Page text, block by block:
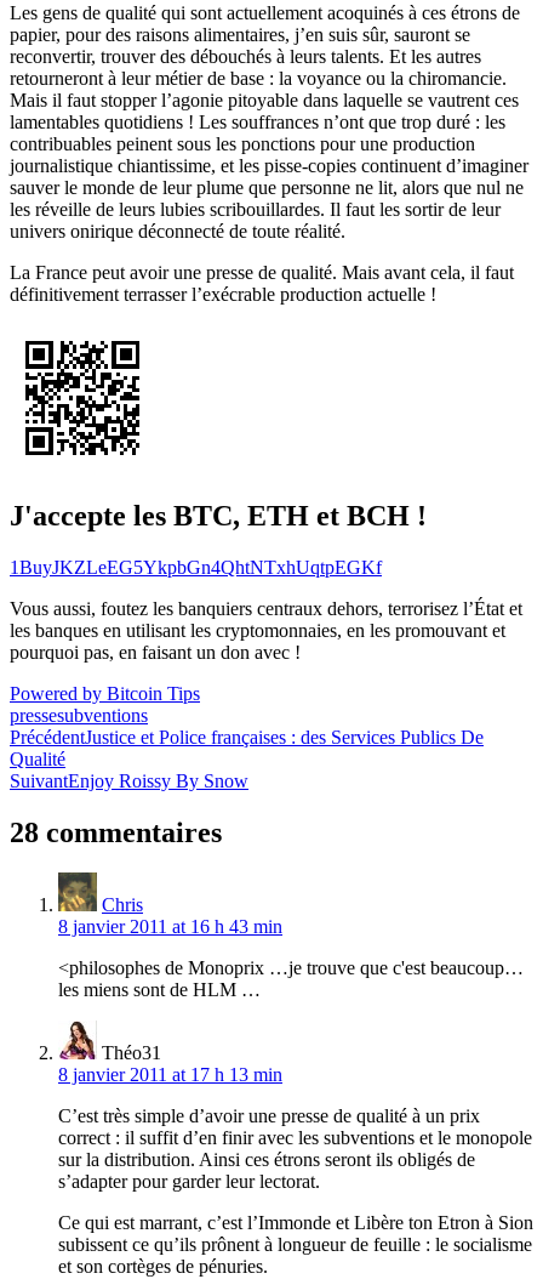
Les gens de qualité qui sont actuellement acoquinés à ces étrons de
papier, pour des raisons alimentaires, j’en suis sûr, sauront se
reconvertir, trouver des débouchés à leurs talents. Et les autres
retourneront à leur métier de base : la voyance ou la chiromancie.
Mais il faut stopper l’agonie pitoyable dans laquelle se vautrent ces
lamentables quotidiens ! Les souffrances n’ont que trop duré : les
contribuables peinent sous les ponctions pour une production
journalistique chiantissime, et les pisse-copies continuent d’imaginer
sauver le monde de leur plume que personne ne lit, alors que nul ne
les réveille de leurs lubies scribouillardes. Il faut les sortir de leur
univers onirique déconnecté de toute réalité.
La France peut avoir une presse de qualité. Mais avant cela, il faut
définitivement terrasser l’exécrable production actuelle !
J'accepte les BTC, ETH et BCH !
1BuyJKZLeEG5YkpbGn4QhtNTxhUqtpEGKf
Vous aussi, foutez les banquiers centraux dehors, terrorisez l’État et
les banques en utilisant les cryptomonnaies, en les promouvant et
pourquoi pas, en faisant un don avec !
Powered by Bitcoin Tips
pressesubventions
Navigation
de
PrécédentJustice et Police françaises : des Services Publics De
Qualité
SuivantEnjoy Roissy By Snow
28 commentaires
Chris
8 janvier 2011 at 16 h 43 min
<philosophes de Monoprix …je trouve que c'est beaucoup…
les miens sont de HLM …
Théo31
8 janvier 2011 at 17 h 13 min
C’est très simple d’avoir une presse de qualité à un prix
correct : il suffit d’en finir avec les subventions et le monopole
sur la distribution. Ainsi ces étrons seront ils obligés de
s’adapter pour garder leur lectorat.
Ce qui est marrant, c’est l’Immonde et Libère ton Etron à Sion
subissent ce qu’ils prônent à longueur de feuille : le socialisme
et son cortèges de pénuries.